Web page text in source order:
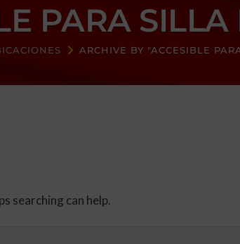
PARA
ARCHIVE BY "ACCESIBLE
searching can help.